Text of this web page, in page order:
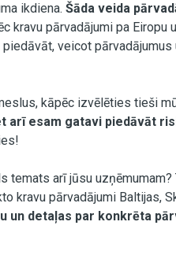
ikdiena. Šāda veida
kravu pārvadājumi pa Eiropu
veicot
kāpēc izvēlēties tieši
arī esam gatavi piedāvāt
temats arī jūsu
kravu pārvadājumi Baltijas,
un detaļas par konkrēta